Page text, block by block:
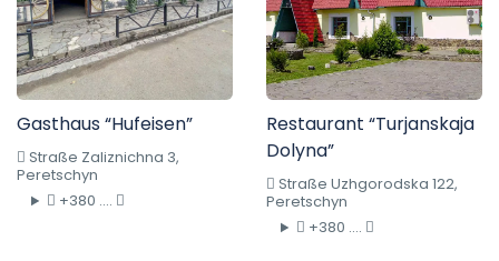
Gasthaus “Hufeisen”
Straße Zaliznichna 3,
Peretschyn
+380 ....
Restaurant “Turjanskaja
Dolyna”
Straße Uzhgorodska 122,
Peretschyn
+380 ....